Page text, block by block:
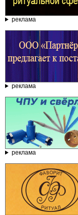
реклама
реклама
реклама